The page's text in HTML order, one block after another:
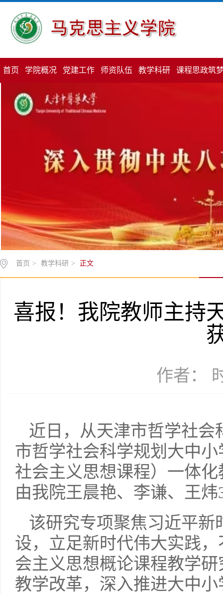
首页 学院概况 党建工作 师资队伍 教学科研 课程思政筑
首页 > 教学科研 > 正文
喜报！我院教师主持
作者：
近日，从天津市哲学社会
市哲学社会科学规划大中
社会主义思想课程）一体
由我院王晨艳、李谦、王
该研究专项聚焦习近平
设，立足新时代伟大实践
会主义思想概论课程教学
教学改革，深入推进大中